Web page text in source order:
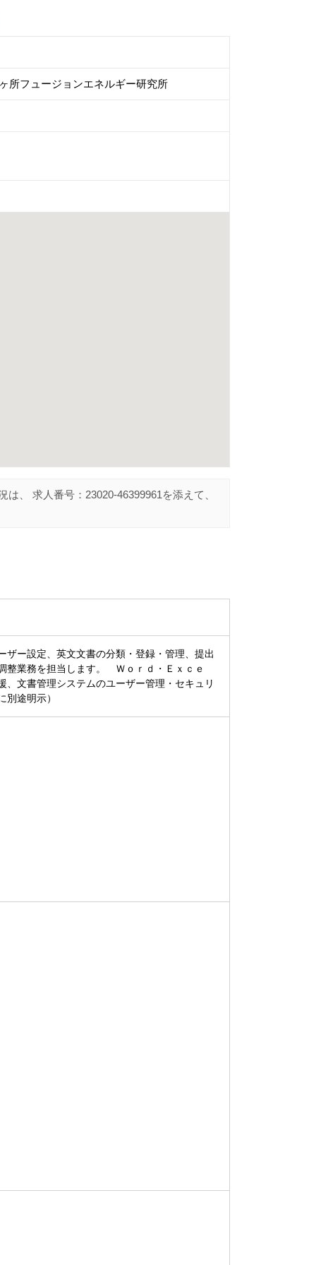
フュージョンエネルギー研究所
は、 求人番号： 23020-46399961 を添えて、
ー設定、英文文書の分類・登録・管理、提出
整業務を担当します。 Ｗｏｒｄ・Ｅｘｃｅ
、文書管理システムのユーザー管理・セキュリ
途明示）